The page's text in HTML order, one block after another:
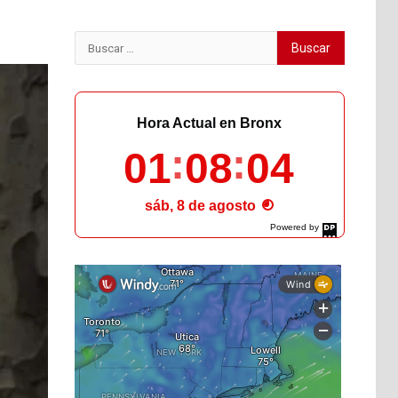
Buscar:
Powered by
DaysPedia.com
Hora Actual en Bronx
01 08 05
sáb, 8 de agosto